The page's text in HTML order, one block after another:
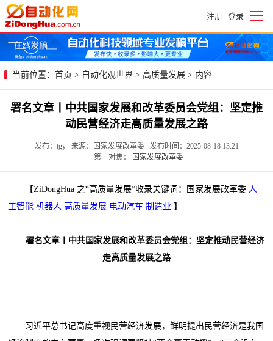
注册 | 登录
当前位置： 首页 > 自动化观世界 > 高质量发展 > 内容
署名文章丨中共国家发展和改革委员会党组：坚定推
动民营经济走高质量发展之路
发布：tgy 来源：国家发展改革委 发布时间：2025-08-18 13:21
第一对焦：
国家发展改革委
【ZiDongHua 之“高质量发展”收录关键词：国家发展改革委 人
工智能 机器人 高质量发展 电动汽车 制造业 】
署名文章丨中共国家发展和改革委员会党组：坚定推动民营经济
走高质量发展之路
习近平总书记高度重视民营经济发展，鲜明提出民营经济是我国